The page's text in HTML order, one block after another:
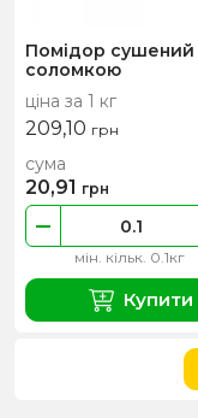
Помідор сушений
соломкою
ціна за 1 кг
209,10 грн
мін. кільк. 0.1кг
сума
20,91 грн
Купити